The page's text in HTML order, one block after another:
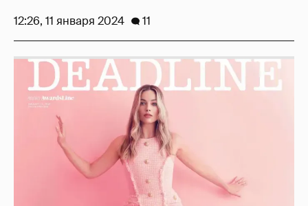
12:26, 11 января 2024 11